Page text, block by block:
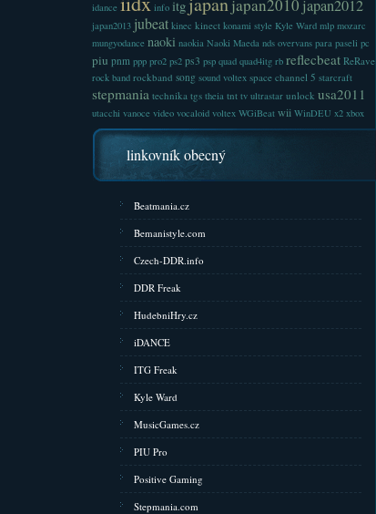
idance
info itg japan2010 japan2012
japan2013 jubeat kinec kinect konami style Kyle Ward mlp mozarc
mungyodance naoki naokia Naoki Maeda nds overvans para paseli pc
piu pnm ppp pro2 ps2 ps3 psp quad quad4itg rb reflecbeat ReRave
rock band rockband song sound voltex space channel 5 starcraft
stepmania technika tgs theia tnt tv ultrastar unlock usa2011
utacchi vanoce video vocaloid voltex WGiBeat wii WinDEU x2 xbox
linkovník obecný
Beatmania.cz
Bemanistyle.com
Czech-DDR.info
DDR Freak
HudebniHry.cz
iDANCE
ITG Freak
Kyle Ward
MusicGames.cz
PIU Pro
Positive Gaming
Stepmania.com